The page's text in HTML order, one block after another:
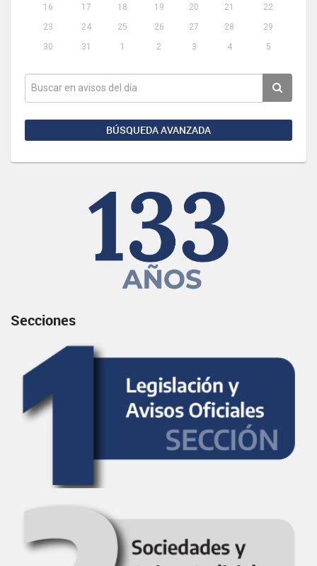
16
17 18 19 20 21
22
23
24 25 26 27 28
29
30
31 1 2 3 4 5
BÚSQUEDA AVANZADA
Secciones